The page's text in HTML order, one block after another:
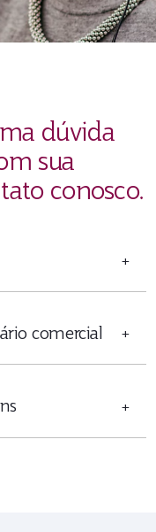
dúvida
sua
conosco.
+
comercial +
+